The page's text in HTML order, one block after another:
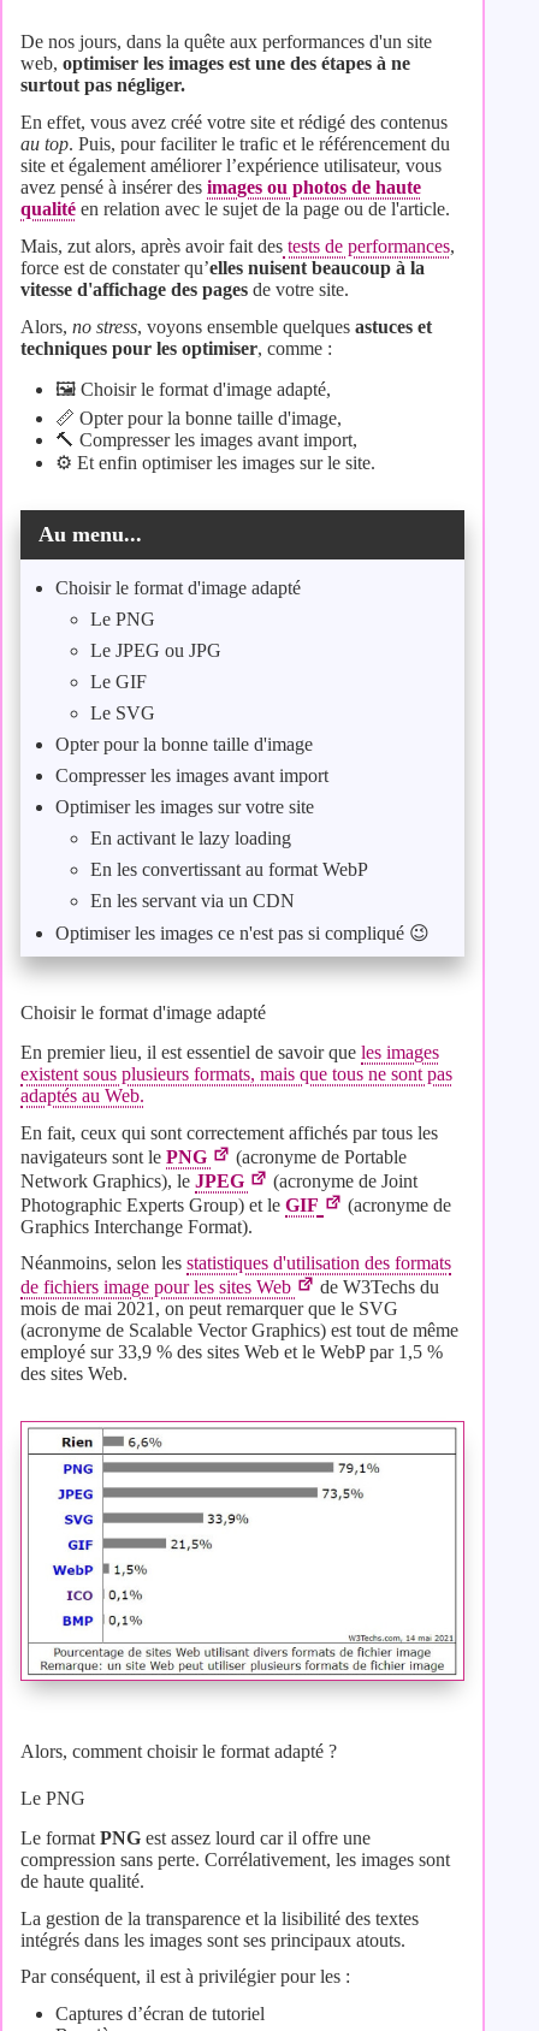
De nos jours, dans la quête aux performances d'un site
web, optimiser les images est une des étapes à ne
surtout pas négliger.
En effet, vous avez créé votre site et rédigé des contenus
au top. Puis, pour faciliter le trafic et le référencement du
site et également améliorer l’expérience utilisateur, vous
avez pensé à insérer des images ou photos de haute
qualité en relation avec le sujet de la page ou de l'article.
Mais, zut alors, après avoir fait des tests de performances,
force est de constater qu’elles nuisent beaucoup à la
vitesse d'affichage des pages de votre site.
Alors, no stress, voyons ensemble quelques astuces et
techniques pour les optimiser, comme :
🖼️ Choisir le format d'image adapté,
📏 Opter pour la bonne taille d'image,
🔨 Compresser les images avant import,
⚙️ Et enfin optimiser les images sur le site.
Au menu...
Choisir le format d'image adapté
Le PNG
Le JPEG ou JPG
Le GIF
Le SVG
Opter pour la bonne taille d'image
Compresser les images avant import
Optimiser les images sur votre site
En activant le lazy loading
En les convertissant au format WebP
En les servant via un CDN
Optimiser les images ce n'est pas si compliqué 😉
Choisir le format d'image adapté
En premier lieu, il est essentiel de savoir que les images
existent sous plusieurs formats, mais que tous ne sont pas
adaptés au Web.
En fait, ceux qui sont correctement affichés par tous les
navigateurs sont le PNG
(acronyme de Portable
Network Graphics), le JPEG
(acronyme de Joint
Photographic Experts Group) et le GIF
(acronyme de
Graphics Interchange Format).
Néanmoins, selon les statistiques d'utilisation des formats
de fichiers image pour les sites Web
de W3Techs du
mois de mai 2021, on peut remarquer que le SVG
(acronyme de Scalable Vector Graphics) est tout de même
employé sur 33,9 % des sites Web et le WebP par 1,5 %
des sites Web.
Alors, comment choisir le format adapté ?
Le PNG
Le format PNG est assez lourd car il offre une
compression sans perte. Corrélativement, les images sont
de haute qualité.
La gestion de la transparence et la lisibilité des textes
intégrés dans les images sont ses principaux atouts.
Par conséquent, il est à privilégier pour les :
Captures d’écran de tutoriel